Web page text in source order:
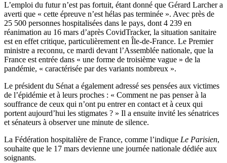
L’emploi du futur n’est pas fortuit, étant donné que Gérard Larcher a
averti que « cette épreuve n’est hélas pas terminée ». Avec près de
25 500 personnes hospitalisées dans le pays, dont 4 239 en
réanimation au 16 mars d’après CovidTracker, la situation sanitaire
est en effet critique, particulièrement en Île-de-France. Le Premier
ministre a reconnu, ce mardi devant l’Assemblée nationale, que la
France est entrée dans « une forme de troisième vague » de la
pandémie, « caractérisée par des variants nombreux ».
Le président du Sénat a également adressé ses pensées aux victimes
de l’épidémie et à leurs proches : « Comment ne pas penser à la
souffrance de ceux qui n’ont pu entrer en contact et à ceux qui
portent aujourd’hui les stigmates ? » Il a ensuite invité les sénatrices
et sénateurs à observer une minute de silence.
La Fédération hospitalière de France, comme l’indique Le Parisien,
souhaite que le 17 mars devienne une journée nationale dédiée aux
soignants.